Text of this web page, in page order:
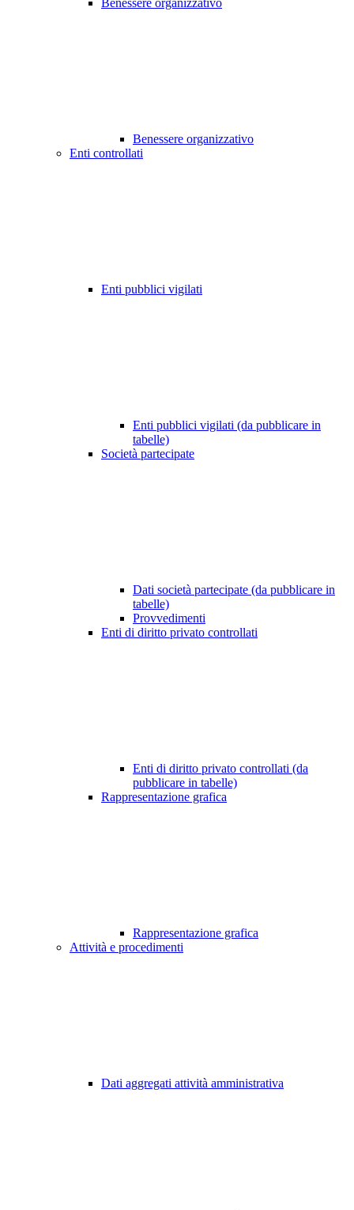
Benessere organizzativo
Benessere organizzativo
Enti controllati
Enti pubblici vigilati
Enti pubblici vigilati (da pubblicare in
tabelle)
Società partecipate
Dati società partecipate (da pubblicare in
tabelle)
Provvedimenti
Enti di diritto privato controllati
Enti di diritto privato controllati (da
pubblicare in tabelle)
Rappresentazione grafica
Rappresentazione grafica
Attività e procedimenti
Dati aggregati attività amministrativa